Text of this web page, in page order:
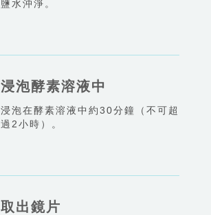
鹽水沖淨。
浸泡酵素溶液中
浸泡在酵素溶液中約30分鐘（不可超
過2小時）。
取出鏡片